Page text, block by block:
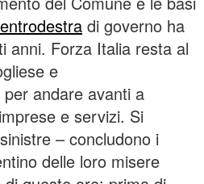
di governo ha
anni. Forza Italia resta al
e
per andare avanti a
e servizi. Si
– concludono i
delle loro misere